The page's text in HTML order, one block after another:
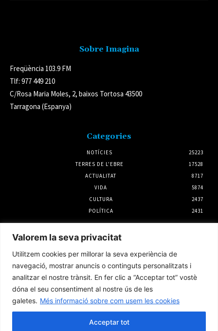
Valorem la seva privacitat
Utilitzem cookies per millorar la seva experiència de
navegació, mostrar anuncis o continguts personalitzats i
analitzar el nostre trànsit. En fer clic a “Acceptar tot” vostè
dóna el seu consentiment al nostre ús de les
galetes. Més informació sobre com usem les cookies
Acceptar tot
Sobre Imagina
Freqüència 103.9 FM
Tlf: 977 449 210
C/Rosa Maria Moles, 2, baixos Tortosa 43500
Tarragona (Espanya)
Categories
NOTÍCIES
25223
TERRES DE L'EBRE
17528
ACTUALITAT
8717
VIDA
5874
CULTURA
2437
POLÍTICA
2431
Notícies
Deltebre incorporarà dos nous HUBS
turístics al Passeig del Carrilet
31 juliol 2026
L’Ampolla programa una agenda estiuenca
per a tots els públics del 5 al 9 d’agost